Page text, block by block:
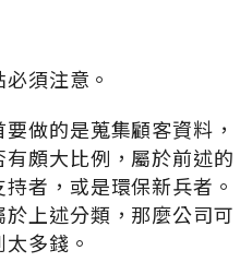
須注意。
做的是蒐集顧客資料，
頗大比例，屬於前述的
者，或是環保新兵者。
上述分類，那麼公司可
多錢。